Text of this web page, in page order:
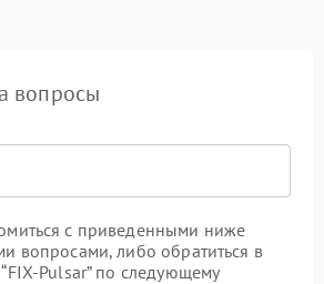
вопросы
с приведенными ниже
вопросами, либо обратиться в
Pulsar” по следующему